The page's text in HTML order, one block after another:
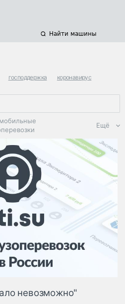
Найти машины
господдержка коронавирус
в
грузы
и
грузы
и
и ВЭД
Ещё
невозможно"